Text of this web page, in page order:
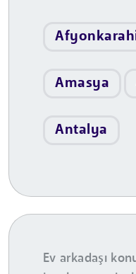
Amasya
Antalya
Ev arkadaşı